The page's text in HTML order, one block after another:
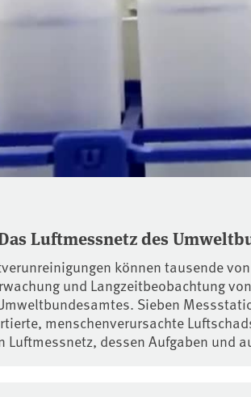
Luftmessnetz des
können tausende
und Langzeitbeobachtung
Sieben
menschenverursachte
dessen Aufgaben und